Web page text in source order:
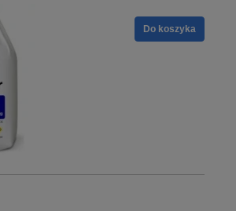
Do koszyka